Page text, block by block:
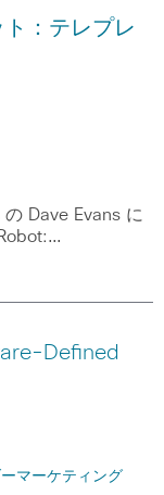
：テレプレ
Dave Evans に
Defined
マーケティング